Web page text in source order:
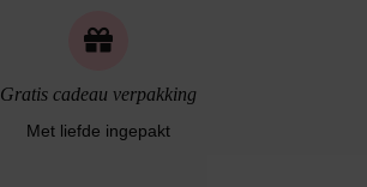
Gratis cadeau verpakking
Met liefde ingepakt